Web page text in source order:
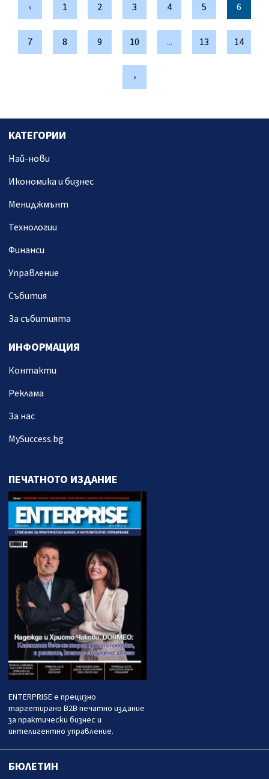
‹ 1 2 3 4 5 6
7 8 9 10 ... 13 14
›
КАТЕГОРИИ
Най-нови
Икономика и бизнес
Мениджмънт
Технологии
Финанси
Управление
Събития
За събитията
ИНФОРМАЦИЯ
Контакти
Реклама
За нас
MySuccess.bg
ПЕЧАТНОТО ИЗДАНИЕ
ENTERPRISE е прецизно
таргетирано B2B печатно издание
за практически бизнес и
интелигентно управление.
БЮЛЕТИН